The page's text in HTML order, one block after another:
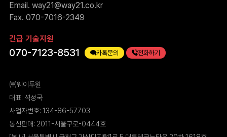
Email. way21@way21.co.kr
Fax. 070-7016-2349
긴급 기술지원
070-7123-8531 카톡문의 전화하기
㈜웨이투원
대표: 석성국
사업자번호: 134-86-57703
통신판매: 2011-서울구로-0444호